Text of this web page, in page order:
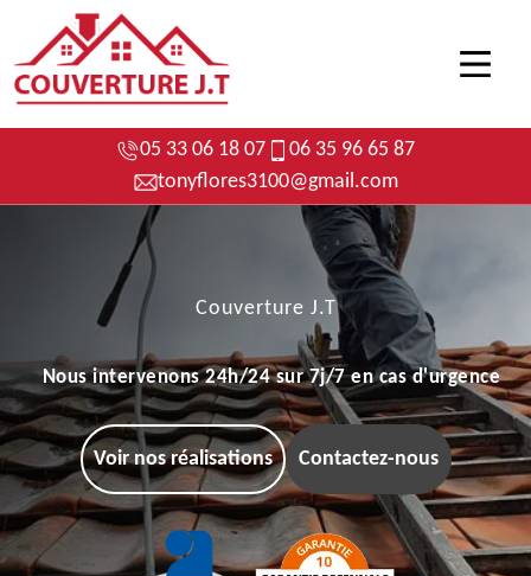
05 33 06 18 07
06 35 96 65 87
tonyflores3100@gmail.com
Couverture J.T
Nous intervenons 24h/24 sur 7j/7 en cas d'urgence
Voir nos réalisations Contactez-nous